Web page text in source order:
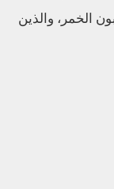
الخمر، والذين